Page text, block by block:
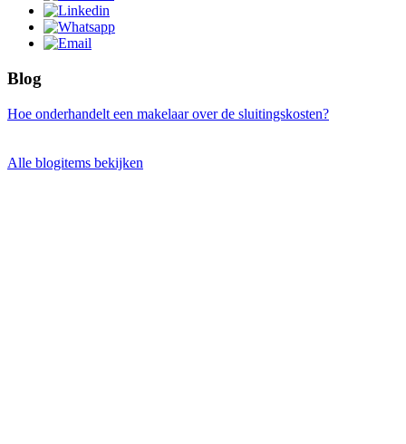
Blog
Hoe onderhandelt een makelaar over de sluitingskosten?
Alle blogitems bekijken